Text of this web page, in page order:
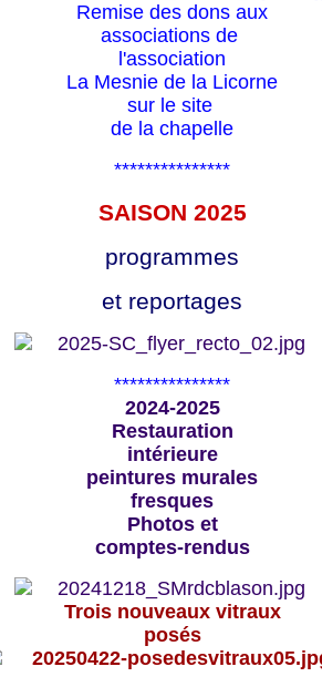
Remise des dons aux
associations de
l'association
La Mesnie de la Licorne
sur le site
de la chapelle
***************
SAISON 2025
programmes
et reportages
***************
2024-2025
Restauration
intérieure
peintures murales
fresques
Photos et
comptes-rendus
Trois nouveaux vitraux
posés